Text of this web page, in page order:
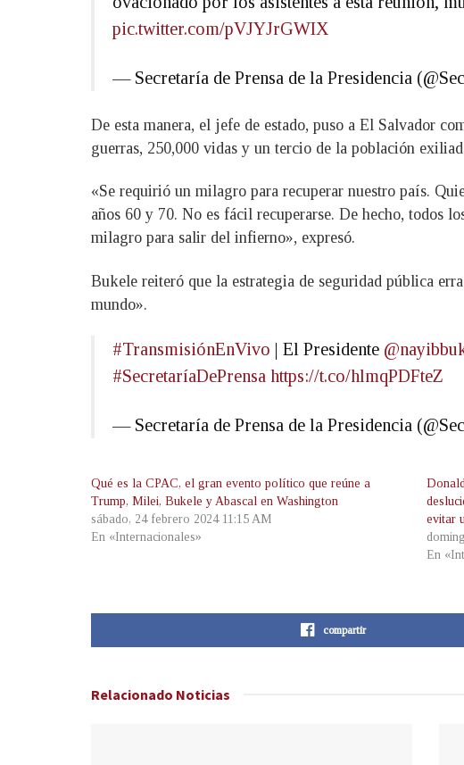
pic.twitter.com/pVJYJrGWIX
— Secretaría de Prensa de la Presidencia
De esta manera, el jefe de estado, puso a El Salvador
guerras, 250,000 vidas y un tercio de la población
«Se requirió un milagro para recuperar nuestro país.
años 60 y 70. No es fácil recuperarse. De hecho, todos
milagro para salir del infierno», expresó.
Bukele reiteró que la estrategia de seguridad pública
mundo».
#TransmisiónEnVivo | El Presidente
#SecretaríaDePrensa https://t.co/hlmqPDFteZ
— Secretaría de Prensa de la Presidencia
Qué es la CPAC, el gran evento político que reúne a
Trump, Milei, Bukele y Abascal en Washington
sábado, 24 febrero 2024 11:15 AM
En «Internacionales»
evitar
En
compartir
Relacionado Noticias